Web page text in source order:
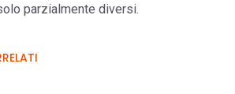
parzialmente diversi.